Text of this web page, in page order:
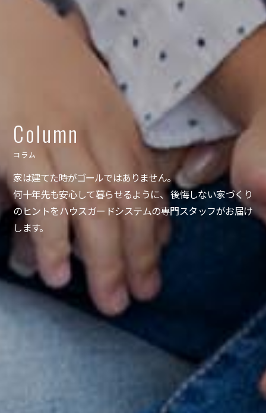
Column
コラム
家は建てた時がゴールではありません。
何十年先も安心して暮らせるように、 後悔しない家づくり
のヒントをハウスガードシステムの専門スタッフがお届け
します。